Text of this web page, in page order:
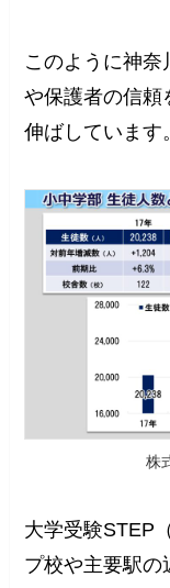
このように神
や保護者の信頼
伸ばしています
株
大学受験STEP
プ校や主要駅の